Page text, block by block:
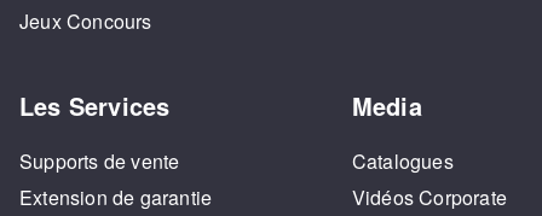
Jeux Concours
Les Services
Supports de vente
Extension de garantie
Media
Catalogues
Vidéos Corporate